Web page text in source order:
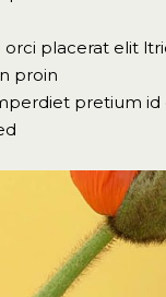
placerat elit
proin
pretium id